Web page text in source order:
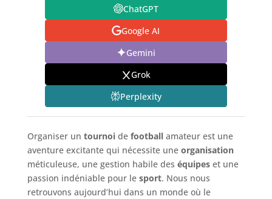
ChatGPT
Google AI
Gemini
Grok
Perplexity
Organiser un tournoide footballamateur est une
aventure excitante qui nécessite une organisation
méticuleuse, une gestion habile des équipeset une
passion indéniable pour le sport. Nous nous
retrouvons aujourd’hui dans un monde où le